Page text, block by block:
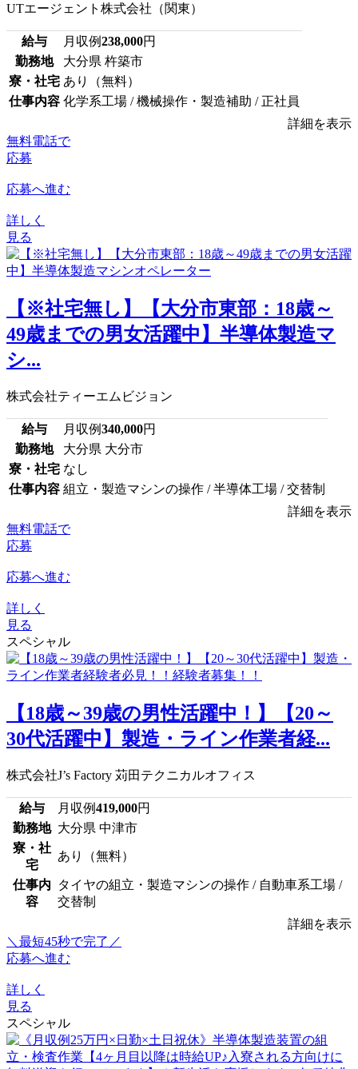
UTエージェント株式会社（関東）
給与 月収例238,000円
勤務地
大分県 杵築市
寮・社宅 あり（無料）
仕事内容 化学系工場 / 機械操作・製造補助 / 正社員
詳細を表示
無料電話で
応募
応募へ進む
詳しく
見る
【※社宅無し】【大分市東部：18歳～
49歳までの男女活躍中】半導体製造マ
シ...
株式会社ティーエムビジョン
給与 月収例340,000円
勤務地
大分県 大分市
寮・社宅 なし
仕事内容 組立・製造マシンの操作 / 半導体工場 / 交替制
詳細を表示
無料電話で
応募
応募へ進む
詳しく
見る
スペシャル
【18歳～39歳の男性活躍中！】【20～
30代活躍中】製造・ライン作業者経...
株式会社J’s Factory 苅田テクニカルオフィス
給与 月収例419,000円
勤務地 大分県 中津市
寮・社
宅
あり（無料）
仕事内
容
タイヤの組立・製造マシンの操作 / 自動車系工場 /
交替制
詳細を表示
＼最短45秒で完了／
応募へ進む
詳しく
見る
スペシャル